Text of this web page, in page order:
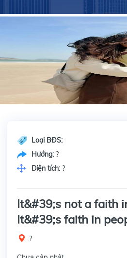
Loại BĐS:
Hướng: ?
Diện tích: ?
It&#39;s not a faith
It&#39;s faith in
?